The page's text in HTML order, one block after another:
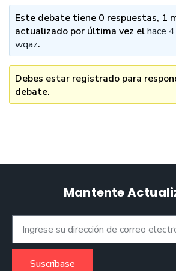
Este debate tiene 0 respuestas, 1
actualizado por última vez elhace
wqaz.
Debes estar registrado para
debate.
Mantente
Suscríbase